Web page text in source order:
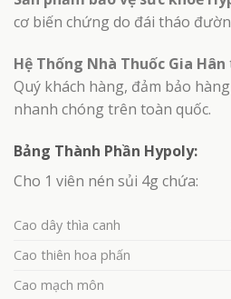
cơ biến chứng do đái tháo
Hệ Thống Nhà Thuốc Gia Hân
Quý khách hàng, đảm bảo
nhanh chóng trên toàn quốc.
Bảng Thành Phần Hypoly:
Cho 1 viên nén sủi 4g chứa:
Cao dây thìa canh
Cao thiên hoa phấn
Cao mạch môn